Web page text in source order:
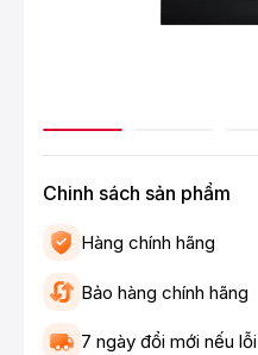
Chinh sách sản phẩm
Hàng chính hãng
Bảo hàng chính hãng
7 ngày đổi mới nếu